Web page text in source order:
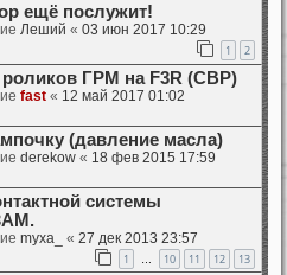
ещё послужит!
Леший « 03 июн 2017 10:29
1 2
ГРМ на F3R (СВР)
fast « 12 май 2017 01:02
(давление масла)
derekow « 18 фев 2015 17:59
системы
myxa_ « 27 дек 2013 23:57
1 … 10 11 12 13